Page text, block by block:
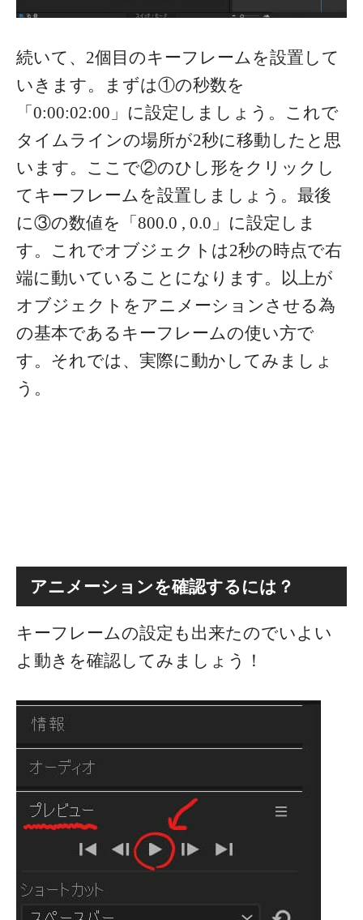
続いて、2個目のキーフレームを設置して
いきます。まずは①の秒数を
「0:00:02:00」に設定しましょう。これで
タイムラインの場所が2秒に移動したと思
います。ここで②のひし形をクリックし
てキーフレームを設置しましょう。最後
に③の数値を「800.0 , 0.0」に設定しま
す。これでオブジェクトは2秒の時点で右
端に動いていることになります。以上が
オブジェクトをアニメーションさせる為
の基本であるキーフレームの使い方で
す。それでは、実際に動かしてみましょ
う。
アニメーションを確認するには？
キーフレームの設定も出来たのでいよい
よ動きを確認してみましょう！